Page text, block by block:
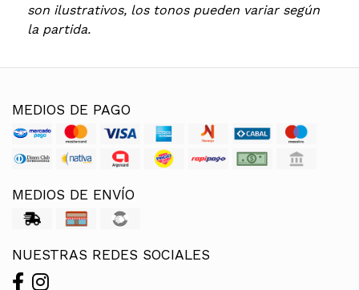
son ilustrativos, los tonos pueden variar según
la partida.
MEDIOS DE PAGO
MEDIOS DE ENVÍO
NUESTRAS REDES SOCIALES